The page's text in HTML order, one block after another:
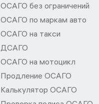
ОСАГО без ограничений
ОСАГО по маркам авто
ОСАГО на такси
ДСАГО
ОСАГО на мотоцикл
Продление ОСАГО
Калькулятор ОСАГО